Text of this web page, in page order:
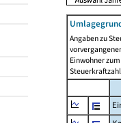
Angaben zu
Einwohner